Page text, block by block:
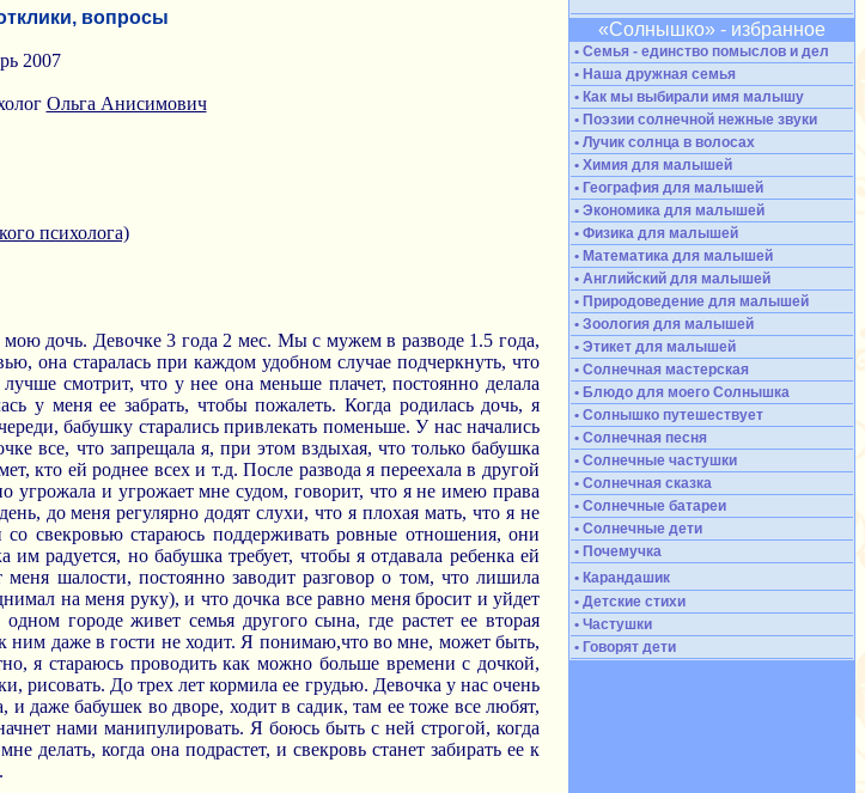
вопросы
2007
Ольга Анисимович
психолога)
дочь. Девочке 3 года 2 мес. Мы с мужем в разводе 1.5 года,
она старалась при каждом удобном случае подчеркнуть, что
смотрит, что у нее она меньше плачет, постоянно делала
у меня ее забрать, чтобы пожалеть. Когда родилась дочь, я
бабушку старались привлекать поменьше. У нас начались
все, что запрещала я, при этом вздыхая, что только бабушка
кто ей роднее всех и т.д. После развода я переехала в другой
угрожала и угрожает мне судом, говорит, что я не имею права
до меня регулярно додят слухи, что я плохая мать, что я не
свекровью стараюсь поддерживать ровные отношения, они
радуется, но бабушка требует, чтобы я отдавала ребенка ей
шалости, постоянно заводит разговор о том, что лишила
на меня руку), и что дочка все равно меня бросит и уйдет
городе живет семья другого сына, где растет ее вторая
ним даже в гости не ходит. Я понимаю,что во мне, может быть,
я стараюсь проводить как можно больше времени с дочкой,
рисовать. До трех лет кормила ее грудью. Девочка у нас очень
даже бабушек во дворе, ходит в садик, там ее тоже все любят,
нами манипулировать. Я боюсь быть с ней строгой, когда
делать, когда она подрастет, и свекровь станет забирать ее к
«Солнышко» - избранное
• Семья - единство помыслов и дел
• Наша дружная семья
• Как мы выбирали имя малышу
• Поэзии солнечной нежные звуки
• Лучик солнца в волосах
• Химия для малышей
• География для малышей
• Экономика для малышей
• Физика для малышей
• Математика для малышей
• Английский для малышей
• Природоведение для малышей
• Зоология для малышей
• Этикет для малышей
• Солнечная мастерская
• Блюдо для моего Солнышка
• Солнышко путешествует
• Солнечная песня
• Солнечные частушки
• Солнечная сказка
• Солнечные батареи
• Солнечные дети
• Почемучка
• Карандашик
• Детские стихи
• Частушки
• Говорят дети